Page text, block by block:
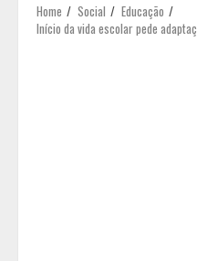
Home Social
Educação
Início da vida escolar pede